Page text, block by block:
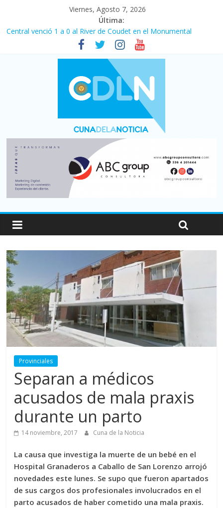
Viernes, Agosto 7, 2026
Última:
Central venció 1 a 0 al River de Coudet en el Monumental
La morosidad alcanzó su nivel más alto en dos décadas y ya
afecta a 400 mil deudores en Santa Fe
Desde que asumió Milei cerraron 41.000 kioscos: el sector
denuncia crisis como en 2001
Vacaciones de invierno con más movimiento y consumo
turístico: 4,6 millones de personas viajaron por el país, un 5,9%
Fuerte caída de la venta de autos usados en julio: bajó un 12,6%
Provinciales
Separan a médicos
acusados de mala praxis
durante un parto
14 noviembre, 2017 Cuna de la Noticia
La causa que investiga la muerte de un bebé en el
Hospital Granaderos a Caballo de San Lorenzo arrojó
novedades este lunes. Se supo que fueron apartados
de sus cargos dos profesionales involucrados en el
parto acusados de haber cometido una mala praxis.